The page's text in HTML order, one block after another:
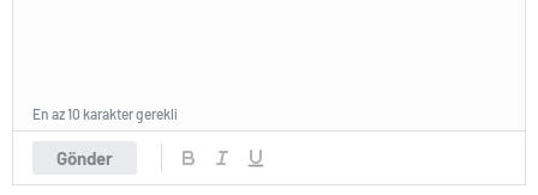
Gönder
En az 10 karakter gerekli